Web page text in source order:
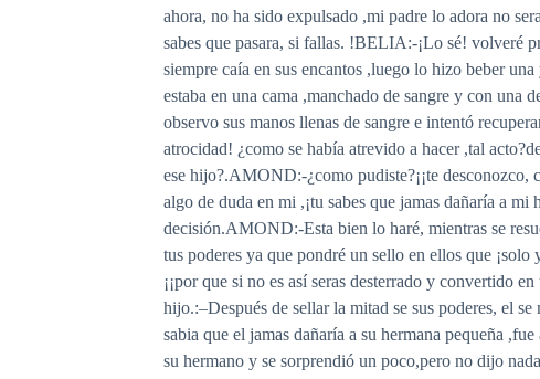
ahora, no ha sido expulsado ,mi padre lo adora no
sabes que pasara, si fallas. !BELIA:-¡Lo sé! volveré
siempre caía en sus encantos ,luego lo hizo beber
estaba en una cama ,manchado de sangre y con una
observo sus manos llenas de sangre e intentó
atrocidad! ¿como se había atrevido a hacer ,tal
ese hijo?.AMOND:-¿como pudiste?¡¡te
algo de duda en mi ,¡tu sabes que jamas dañaría a
decisión.AMOND:-Esta bien lo haré, mientras se
tus poderes ya que pondré un sello en ellos que
¡¡por que si no es así seras desterrado y convertido
hijo.:–Después de sellar la mitad se sus poderes, el
sabia que el jamas dañaría a su hermana pequeña
su hermano y se sorprendió un poco,pero no dijo